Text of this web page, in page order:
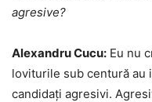
agresive?
Alexandru Cucu: Eu nu
loviturile sub centură au
candidați agresivi.